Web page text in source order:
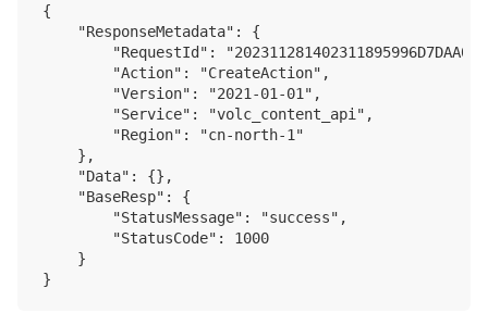
{
    "ResponseMetadata": {
"RequestId":
        "Action": "CreateAction",
        "Version": "2021-01-01",
        "Service": "volc_content_api",
        "Region": "cn-north-1"
    },
    "Data": {},
    "BaseResp": {
        "StatusMessage": "success",
        "StatusCode": 1000
    }